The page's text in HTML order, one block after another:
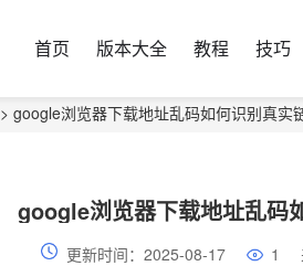
首页 版本大全 教程 技巧
> google浏览器下载地址乱码如何识别真实
google浏览器下载地址乱码
更新时间：2025-08-17 1